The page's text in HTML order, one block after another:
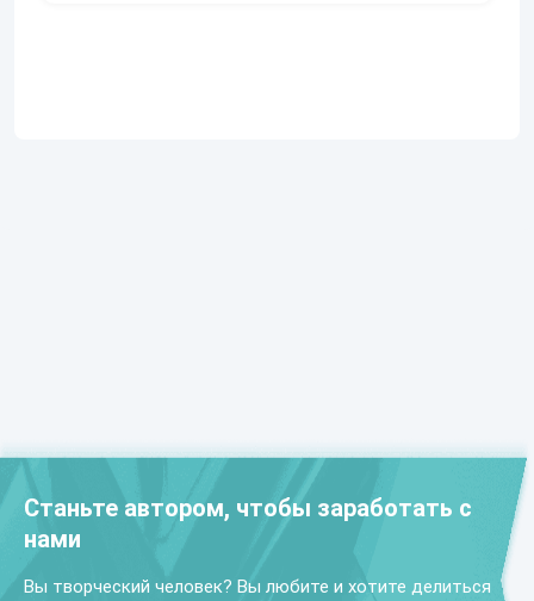
Станьте автором, чтобы заработать с
нами
Вы творческий человек? Вы любите и хотите делиться